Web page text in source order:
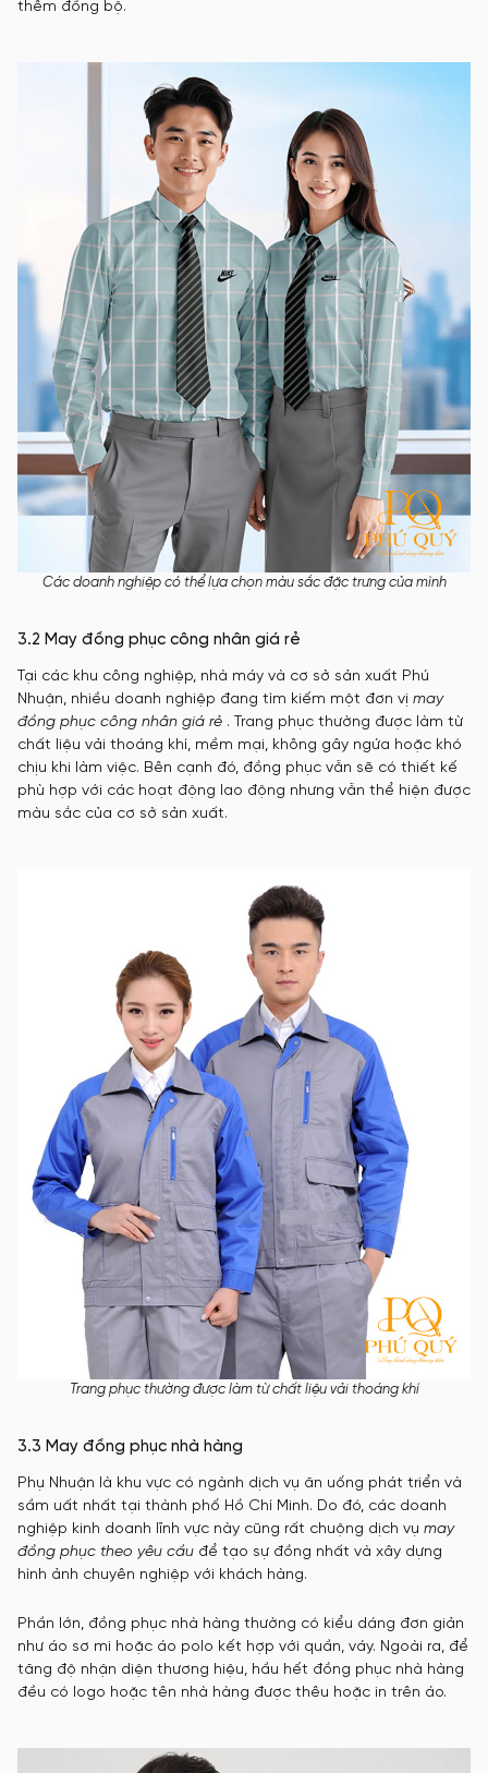
thêm đồng bộ.
Các doanh nghiệp có thể lựa chọn màu sắc đặc trưng của mình
3.2 May đồng phục công nhân giá rẻ
Tại các khu công nghiệp, nhà máy và cơ sở sản xuất Phú
Nhuận, nhiều doanh nghiệp đang tìm kiếm một đơn vị may
đồng phục công nhân giá rẻ . Trang phục thường được làm từ
chất liệu vải thoáng khí, mềm mại, không gây ngứa hoặc khó
chịu khi làm việc. Bên cạnh đó, đồng phục vẫn sẽ có thiết kế
phù hợp với các hoạt động lao động nhưng vẫn thể hiện được
màu sắc của cơ sở sản xuất.
Trang phục thường được làm từ chất liệu vải thoáng khí
3.3 May đồng phục nhà hàng
Phụ Nhuận là khu vực có ngành dịch vụ ăn uống phát triển và
sầm uất nhất tại thành phố Hồ Chí Minh. Do đó, các doanh
nghiệp kinh doanh lĩnh vực này cũng rất chuộng dịch vụ may
đồng phục theo yêu cầu để tạo sự đồng nhất và xây dựng
hình ảnh chuyên nghiệp với khách hàng.
Phần lớn, đồng phục nhà hàng thường có kiểu dáng đơn giản
như áo sơ mi hoặc áo polo kết hợp với quần, váy. Ngoài ra, để
tăng độ nhận diện thương hiệu, hầu hết đồng phục nhà hàng
đều có logo hoặc tên nhà hàng được thêu hoặc in trên áo.